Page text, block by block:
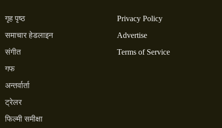
गृह पृष्ठ
समाचार हेडलाइन
संगीत
गफ
अन्तर्वार्ता
ट्रेलर
फिल्मी समीक्षा
Privacy Policy
Advertise
Terms of Service